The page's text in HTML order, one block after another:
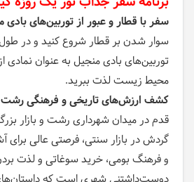
سفر با قطار و عبور از توربین‌های بادی
سوار شدن بر قطار شروع کنید و در
توربین‌های بادی منجیل به عنوان نمادی
محیط زیست لذت ببرید.
کشف ارزش‌های تاریخی و فرهنگی
قدم در میدان شهرداری رشت و بازار
گردش در بازار سنتی، فرصتی عالی برای
و فرهنگ بومی، خرید سوغاتی و لذت